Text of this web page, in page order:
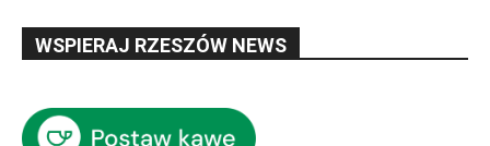
WSPIERAJ RZESZÓW NEWS